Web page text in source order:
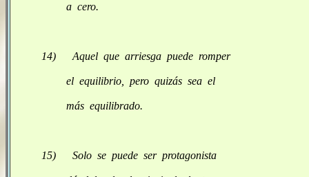
a cero.
14) Aquel que arriesga puede romper
el equilibrio, pero quizás sea el
más equilibrado.
15) Solo se puede ser protagonista